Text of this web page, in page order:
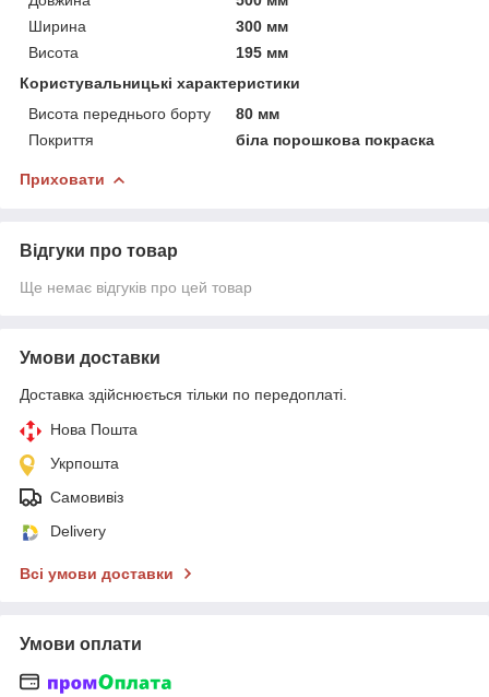
Ширина
300 мм
Висота
195 мм
Користувальницькі характеристики
Висота переднього борту
80 мм
Покриття
біла порошкова покраска
Приховати
Відгуки про товар
Ще немає відгуків про цей товар
Умови доставки
Доставка здійснюється тільки по передоплаті.
Нова Пошта
Укрпошта
Самовивіз
Delivery
Всі умови доставки
Умови оплати